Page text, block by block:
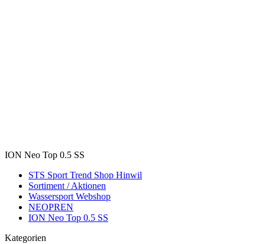
ION Neo Top 0.5 SS
STS Sport Trend Shop Hinwil
Sortiment / Aktionen
Wassersport Webshop
NEOPREN
ION Neo Top 0.5 SS
Kategorien